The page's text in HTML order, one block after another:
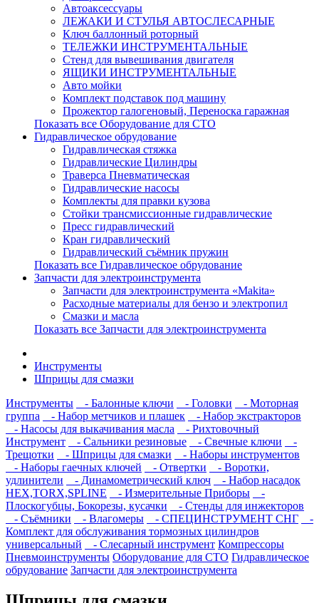
Автоаксессуары
ЛЕЖАКИ И СТУЛЬЯ АВТОСЛЕСАРНЫЕ
Ключ баллонный роторный
ТЕЛЕЖКИ ИНСТРУМЕНТАЛЬНЫЕ
Стенд для вывешивания двигателя
ЯЩИКИ ИНСТРУМЕНТАЛЬНЫЕ
Авто мойки
Комплект подставок под машину
Прожектор галогеновый, Переноска гаражная
Показать все Оборудование для СТО
Гидравлическое обрудование
Гидравлическая стяжка
Гидравлические Цилиндры
Траверса Пневматическая
Гидравлические насосы
Комплекты для правки кузова
Стойки трансмиссионные гидравлические
Пресс гидравлический
Кран гидравлический
Гидравлический съёмник пружин
Показать все Гидравлическое обрудование
Запчасти для электроинструмента
Запчасти для электроинструмента «Makita»
Расходные материалы для бензо и электропил
Смазки и масла
Показать все Запчасти для электроинструмента
Инструменты
Шприцы для смазки
Инструменты
- Балонные ключи - Головки
- Моторная
группа
- Набор метчиков и плашек
- Набор экстракторов
- Насосы для выкачивания масла
- Рихтовочный
Инструмент
- Сальники резиновые - Свечные ключи
-
Трещотки
- Шприцы для смазки
- Наборы инструментов
- Наборы гаечных ключей
- Отвертки
- Воротки,
удлинители
- Динамометрический ключ
- Набор насадок
HEX,TORX,SPLINE
- Измерительные Приборы
-
Плоскогубцы, Бокорезы, кусачки
- Стенды для инжекторов
- Съёмники
- Влагомеры - СПЕЦИНСТРУМЕНТ СНГ
-
Комплект для обслуживания тормозных цилиндров
универсальный
- Слесарный инструмент Компрессоры
Пневмоинструменты Оборудование для СТО Гидравлическое
обрудование Запчасти для электроинструмента